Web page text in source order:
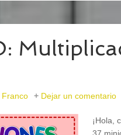
Franco Dejar un comentario
¡Hola,